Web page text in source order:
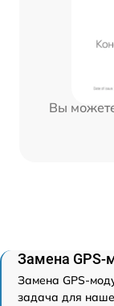
Вы
Замена GPS-
Замена GPS-
задача для